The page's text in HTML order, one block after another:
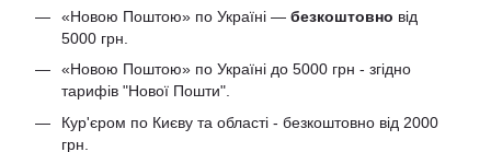
«Новою Поштою» по Україні — безкоштовно від
5000 грн.
«Новою Поштою» по Україні до 5000 грн - згідно
тарифів "Нової Пошти".
Кур'єром по Києву та області - безкоштовно від 2000
грн.